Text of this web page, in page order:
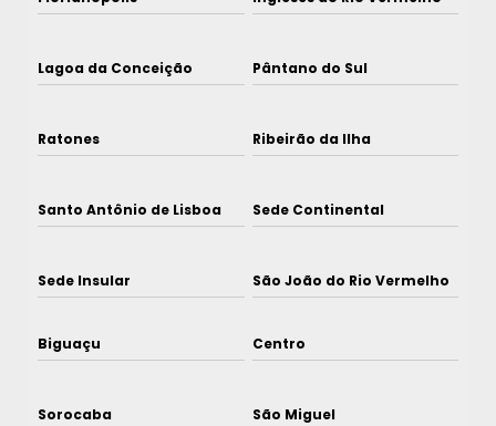
Lagoa da Conceição Pântano do Sul
Ratones Ribeirão da Ilha
Santo Antônio de Lisboa Sede Continental
Sede Insular São João do Rio Vermelho
Biguaçu Centro
Sorocaba São Miguel